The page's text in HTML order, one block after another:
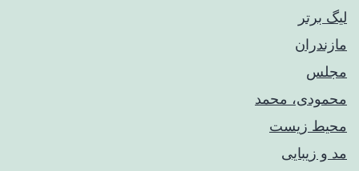
لیگ برتر
مازندران
مجلس
محمودی، محمد
محیط زیست
مد و زیبایی